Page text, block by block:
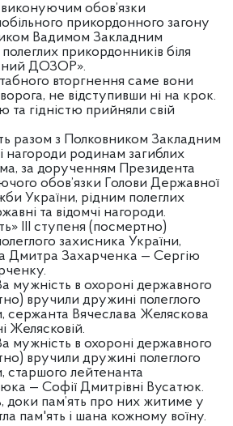
виконуючим обов’язки
прикордонного загону
Вадимом Закладним
прикордонників біля
ДОЗОР».
вторгнення саме вони
не відступивши ні на крок.
та гідністю прийняли свій
разом з Полковником Закладним
нагороди родинам загиблих
за дорученням Президента
обов’язки Голови Державної
України, рідним полеглих
та відомчі нагороди.
ІІІ ступеня (посмертно)
захисника України,
Дмитра Захарченка — Сергію
мужність в охороні державного
вручили дружині полеглого
сержанта Вячеслава Желяскова
Желясковій.
мужність в охороні державного
вручили дружині полеглого
старшого лейтенанта
— Софії Дмитрівні Вусатюк.
доки пам’ять про них житиме у
пам'ять і шана кожному воїну.